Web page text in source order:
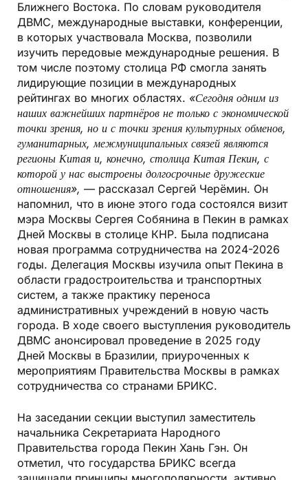
Ближнего Востока. По словам руководителя
ДВМС, международные выставки, конференции,
в которых участвовала Москва, позволили
изучить передовые международные решения. В
том числе поэтому столица РФ смогла занять
лидирующие позиции в международных
рейтингах во многих областях. «Сегодня одним из
наших важнейших партнёров не только с экономической
точки зрения, но и с точки зрения культурных обменов,
гуманитарных, межмуниципальных связей являются
регионы Китая и, конечно, столица Китая Пекин, с
которой у нас выстроены долгосрочные дружеские
отношения», — рассказал Сергей Черёмин. Он
напомнил, что в июне этого года состоялся визит
мэра Москвы Сергея Собянина в Пекин в рамках
Дней Москвы в столице КНР. Была подписана
новая программа сотрудничества на 2024-2026
годы. Делегация Москвы изучила опыт Пекина в
области градостроительства и транспортных
систем, а также практику переноса
административных учреждений в новую часть
города. В ходе своего выступления руководитель
ДВМС анонсировал проведение в 2025 году
Дней Москвы в Бразилии, приуроченных к
мероприятиям Правительства Москвы в рамках
сотрудничества со странами БРИКС.
На заседании секции выступил заместитель
начальника Секретариата Народного
Правительства города Пекин Хань Гэн. Он
отметил, что государства БРИКС всегда